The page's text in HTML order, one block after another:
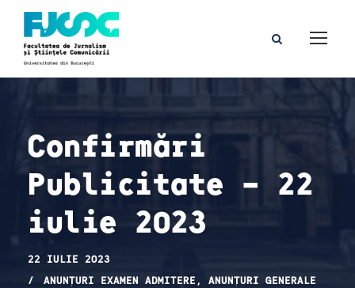
Confirmări
Publicitate – 22
iulie 2023
22 IULIE 2023
ANUNȚURI EXAMEN ADMITERE , ANUNȚURI GENERALE